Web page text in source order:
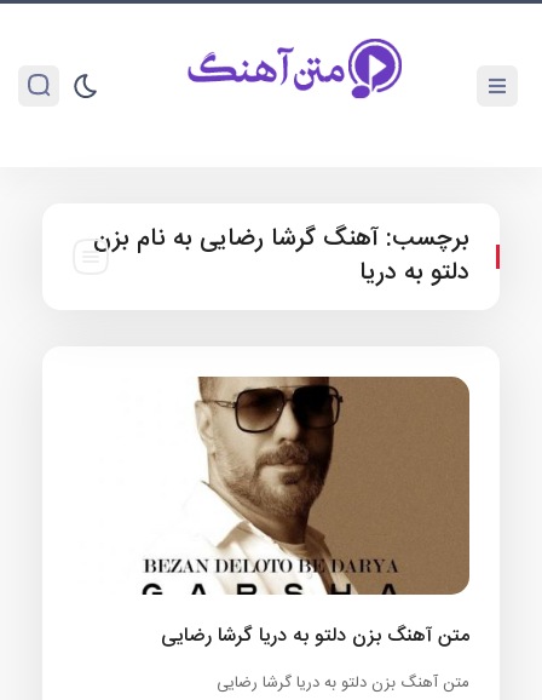
برچسب: آهنگ گرشا رضایی به نام بزن
دلتو به دریا
متن آهنگ بزن دلتو به دریا گرشا رضایی
متن آهنگ بزن دلتو به دریا گرشا رضایی